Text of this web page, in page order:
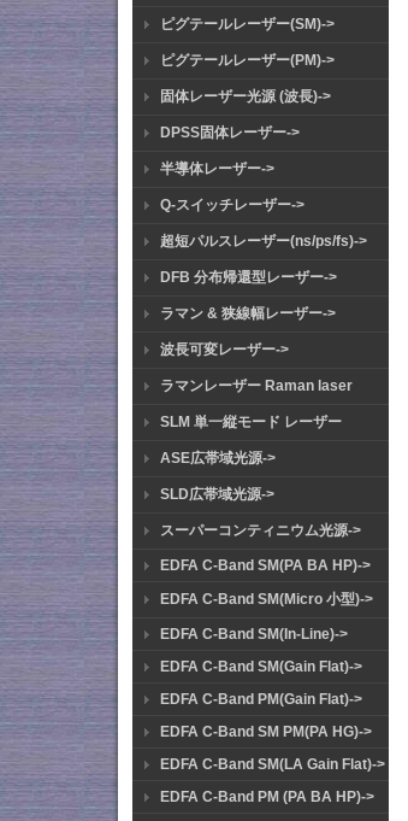
ピグテールレーザー(SM)->
ピグテールレーザー(PM)->
固体レーザー光源 (波長)->
DPSS固体レーザー->
半導体レーザー->
Q-スイッチレーザー->
超短パルスレーザー(ns/ps/fs)->
DFB 分布帰還型レーザー->
ラマン & 狭線幅レーザー->
波長可変レーザー->
ラマンレーザー Raman laser
SLM 単一縦モード レーザー
ASE広帯域光源->
SLD広帯域光源->
スーパーコンティニウム光源->
EDFA C-Band SM(PA BA HP)->
EDFA C-Band SM(Micro 小型)->
EDFA C-Band SM(In-Line)->
EDFA C-Band SM(Gain Flat)->
EDFA C-Band PM(Gain Flat)->
EDFA C-Band SM PM(PA HG)->
EDFA C-Band SM(LA Gain Flat)->
EDFA C-Band PM (PA BA HP)->